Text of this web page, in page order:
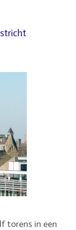
torens in een